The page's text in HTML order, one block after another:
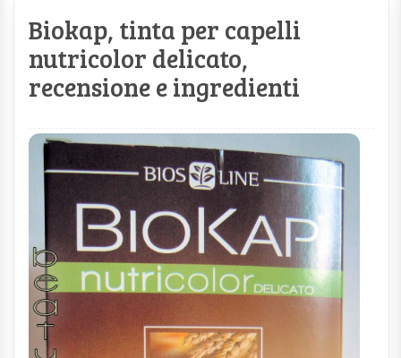
Biokap, tinta per capelli
nutricolor delicato,
recensione e ingredienti